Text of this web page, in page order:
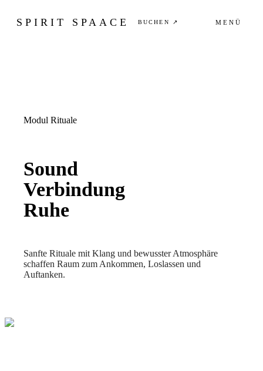
SPIRIT SPAACE BUCHEN ↗ MENÜ
Modul Rituale
Sound
Verbindung
Ruhe
Sanfte Rituale mit Klang und bewusster Atmosphäre
schaffen Raum zum Ankommen, Loslassen und
Auftanken.